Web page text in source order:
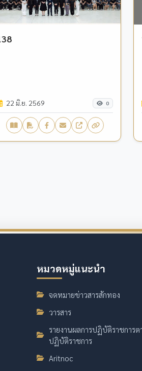
22 มิ.ย. 2569 0
หมวดหมู่แนะนำ
จดหมายข่าวสารสักทอง
วารสาร
รายงานผลการปฏิบัติราชการ
ปฏิบัติราชการ
Aritnoc